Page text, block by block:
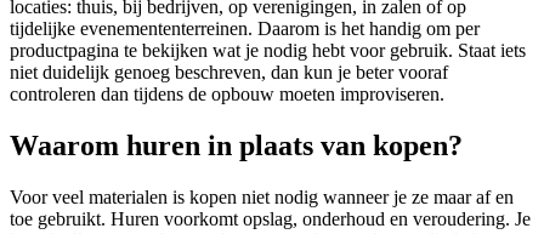
locaties: thuis, bij bedrijven, op verenigingen, in zalen of op
tijdelijke evenemententerreinen. Daarom is het handig om per
productpagina te bekijken wat je nodig hebt voor gebruik. Staat iets
niet duidelijk genoeg beschreven, dan kun je beter vooraf
controleren dan tijdens de opbouw moeten improviseren.
Waarom huren in plaats van kopen?
Voor veel materialen is kopen niet nodig wanneer je ze maar af en
toe gebruikt. Huren voorkomt opslag, onderhoud en veroudering. Je